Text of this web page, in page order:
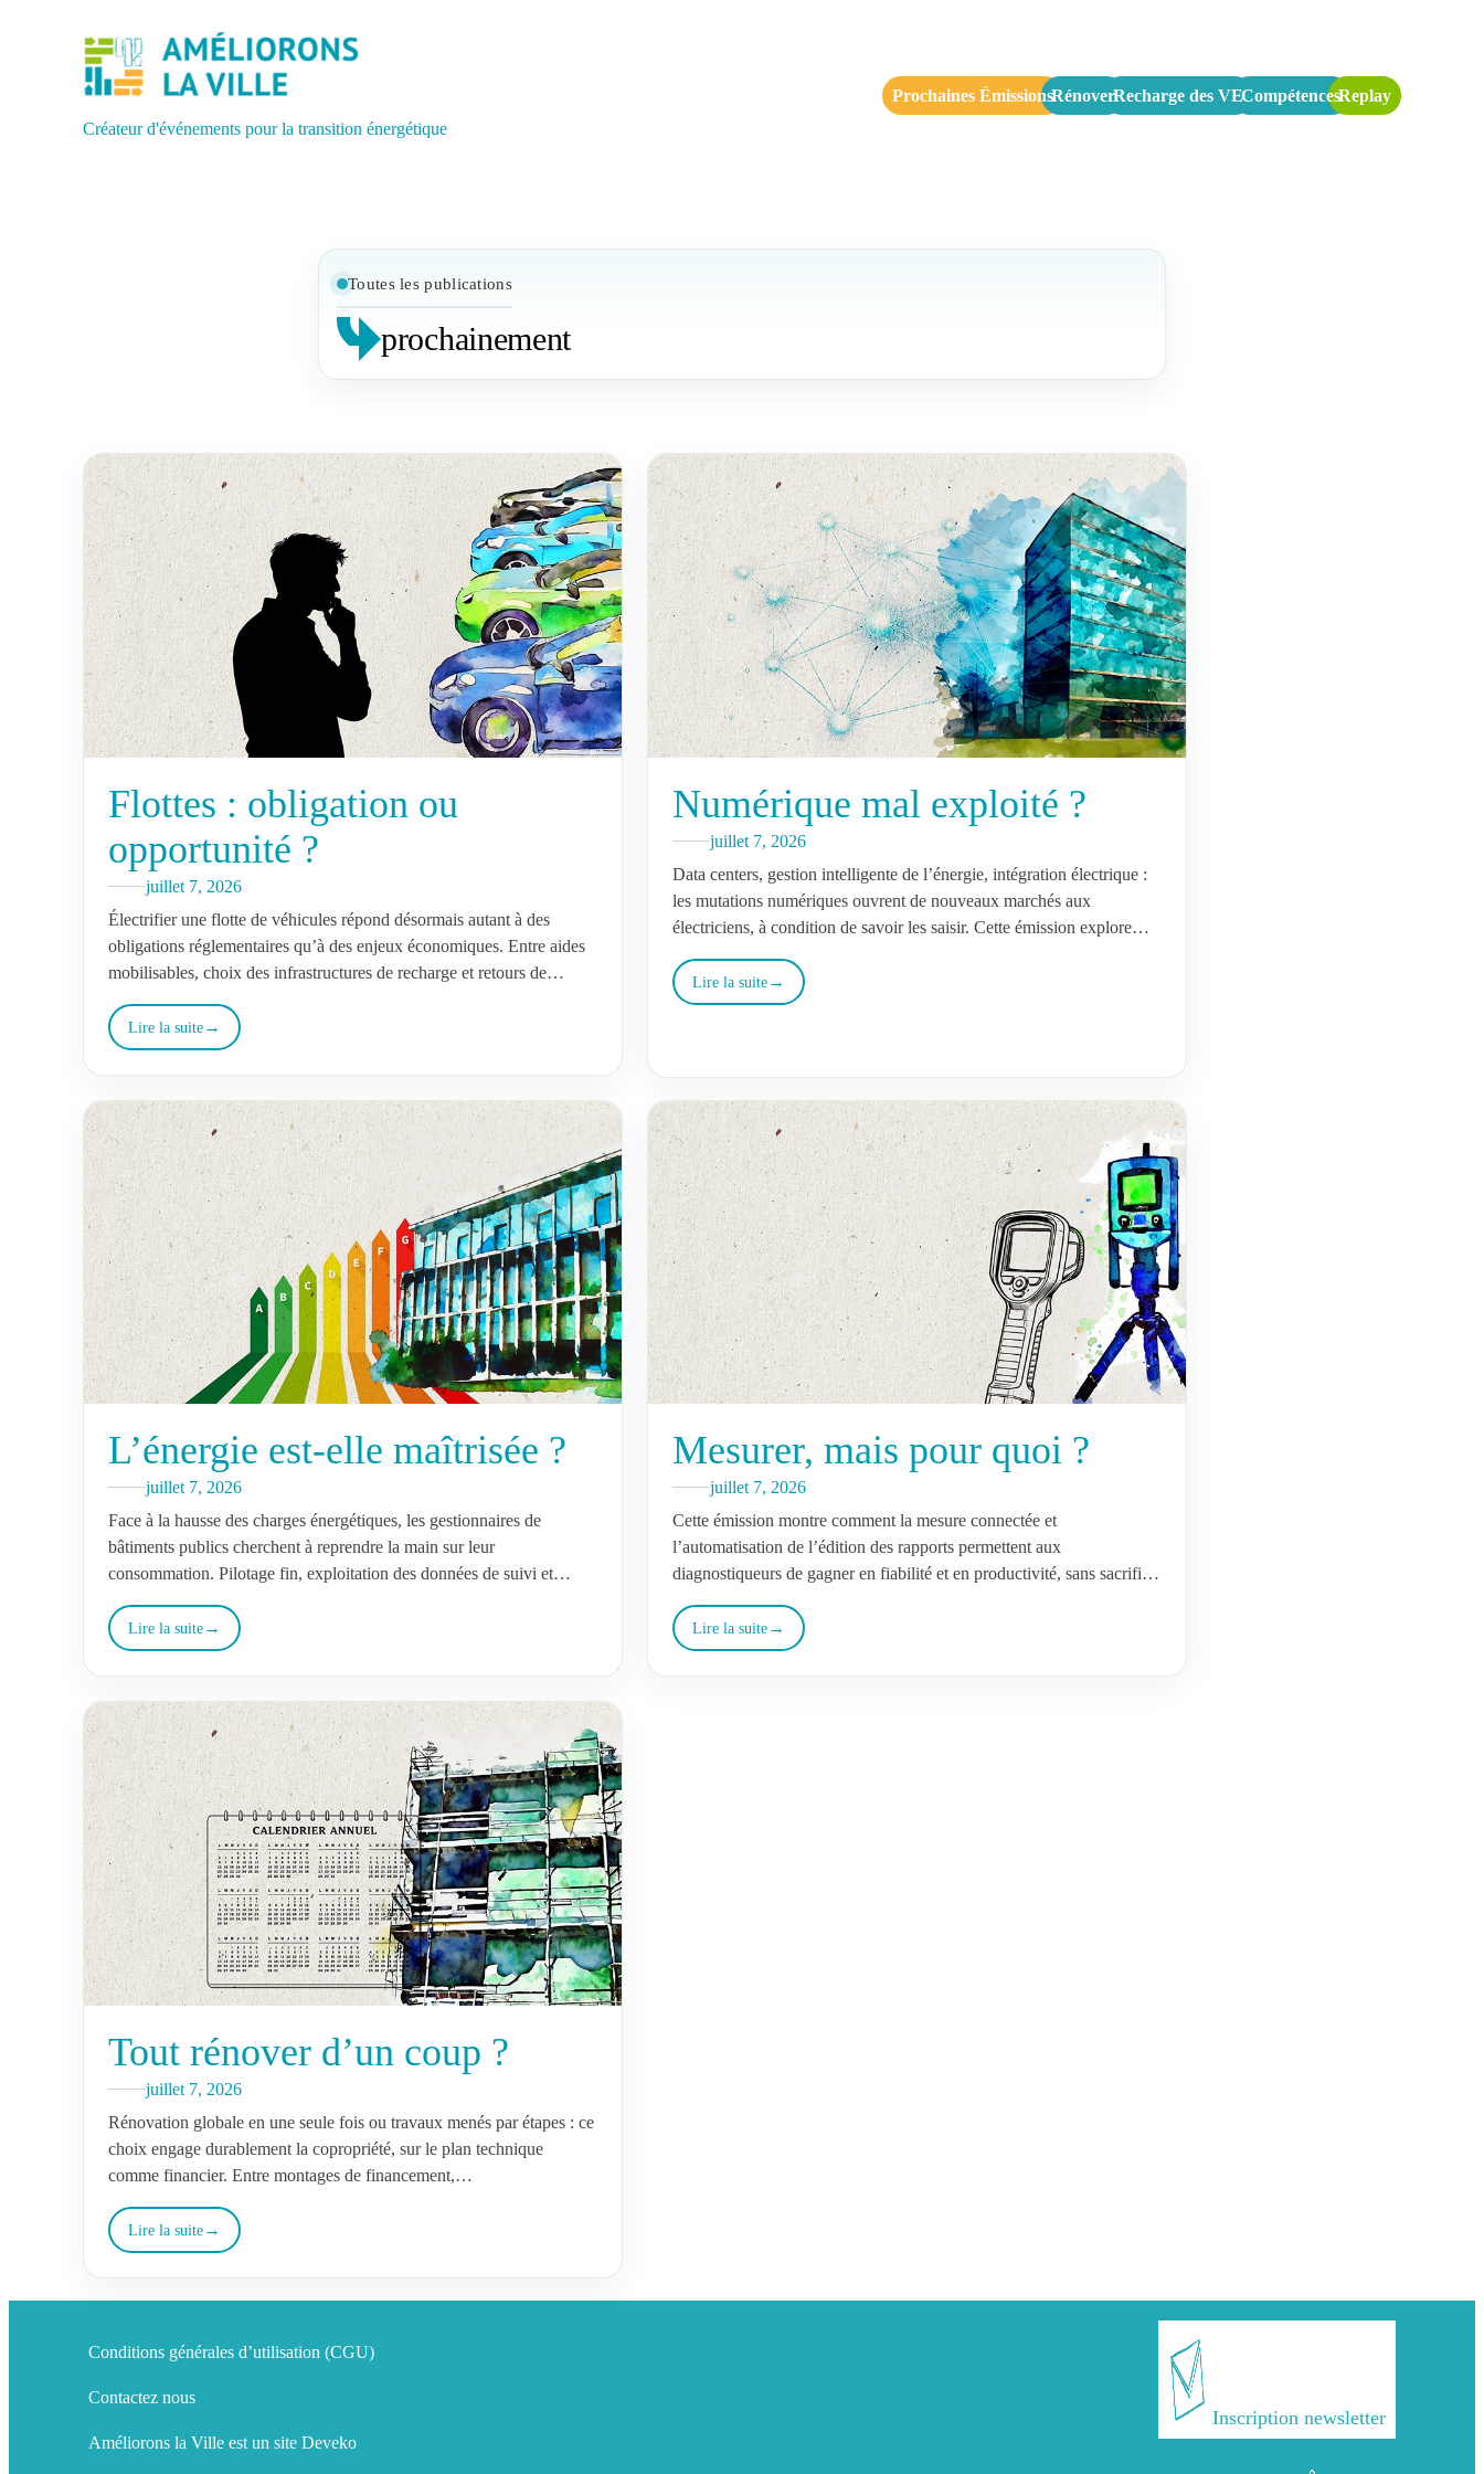
Créateur d'événements pour la transition énergétique
Prochaines ÉmissionsRénoverRecharge des VECompétencesReplay
Toutes les publications
prochainement
Flottes : obligation ou
opportunité ?
juillet 7, 2026
Électrifier une flotte de véhicules répond désormais autant à des
obligations réglementaires qu’à des enjeux économiques. Entre aides
mobilisables, choix des infrastructures de recharge et retours de
Lire la suite
Numérique mal exploité ?
juillet 7, 2026
Data centers, gestion intelligente de l’énergie, intégration électrique :
les mutations numériques ouvrent de nouveaux marchés aux
électriciens, à condition de savoir les saisir. Cette émission explore
Lire la suite
L’énergie est-elle maîtrisée ?
juillet 7, 2026
Face à la hausse des charges énergétiques, les gestionnaires de
bâtiments publics cherchent à reprendre la main sur leur
consommation. Pilotage fin, exploitation des données de suivi et…
Lire la suite
Mesurer, mais pour quoi ?
juillet 7, 2026
Cette émission montre comment la mesure connectée et
l’automatisation de l’édition des rapports permettent aux
diagnostiqueurs de gagner en fiabilité et en productivité, sans sacrifier
la qualité de…
Lire la suite
Tout rénover d’un coup ?
juillet 7, 2026
Rénovation globale en une seule fois ou travaux menés par étapes : ce
choix engage durablement la copropriété, sur le plan technique
comme financier. Entre montages de financement,…
Lire la suite
Conditions générales d’utilisation (CGU)
Contactez nous
Améliorons la Ville est un site Deveko
Inscription newsletter